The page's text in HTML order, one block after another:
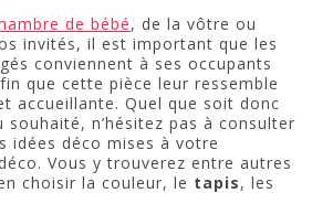
de bébé, de la vôtre ou
invités, il est important que les
conviennent à ses occupants
que cette pièce leur ressemble
accueillante. Quel que soit donc
n’hésitez pas à consulter
idées déco mises à votre
Vous y trouverez entre autres
choisir la couleur, le tapis, les